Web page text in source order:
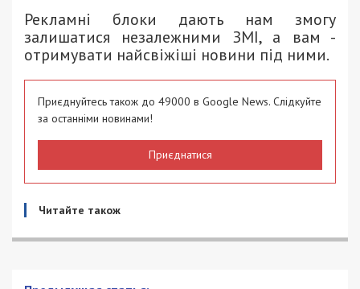
Рекламні блоки дають нам змогу
залишатися незалежними ЗМІ, а вам -
отримувати найсвіжіші новини під ними.
Приєднуйтесь також до 49000 в Google News. Слідкуйте
за останніми новинами!
Приєднатися
Читайте також